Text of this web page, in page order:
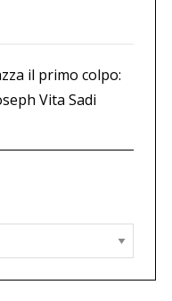
il primo colpo:
Vita Sadi